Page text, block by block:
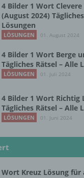
4 Bilder 1 Wort
(August 2024)
Lösungen
LÖSUNGEN 01. August 2024
4 Bilder 1 Wort Berge
Tägliches Rätsel – Alle
LÖSUNGEN 01. Juli 2024
4 Bilder 1 Wort Richtig
Tägliches Rätsel – Alle
LÖSUNGEN 01. Juni 2024
Wort Kreuz Lösung für
ist eine natürliche
Behörde, Einrichtung
personenbezogene
werden,
ihr um einen Dritten
die im
oder dem
möglicherweise
als Empfänger.